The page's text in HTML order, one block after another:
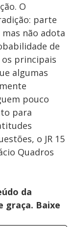
O
parte
não adota
de
os principais
algumas
pouco
para
o JR 15
Quadros
da
graça. Baixe